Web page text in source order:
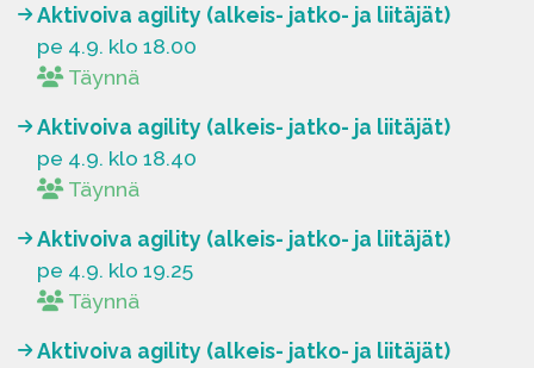
Aktivoiva agility (alkeis- jatko- ja liitäjät)
pe 4.9. klo 18.00
Täynnä
Aktivoiva agility (alkeis- jatko- ja liitäjät)
pe 4.9. klo 18.40
Täynnä
Aktivoiva agility (alkeis- jatko- ja liitäjät)
pe 4.9. klo 19.25
Täynnä
Aktivoiva agility (alkeis- jatko- ja liitäjät)